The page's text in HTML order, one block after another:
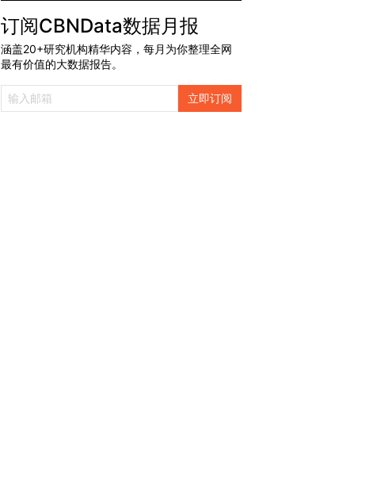
订阅CBNData数据月报
涵盖20+研究机构精华内容，每月为你整理全网
最有价值的大数据报告。
立即订阅